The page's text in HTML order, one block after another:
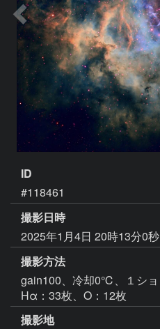
ID
#118461
撮影日時
2025年1月4日 20時13分0秒
撮影方法
gain100、冷却0℃、１シ
Hα：33枚、O：12枚
撮影地